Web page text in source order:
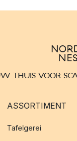
THUIS VOOR
ASSORTIMENT
Tafelgerei